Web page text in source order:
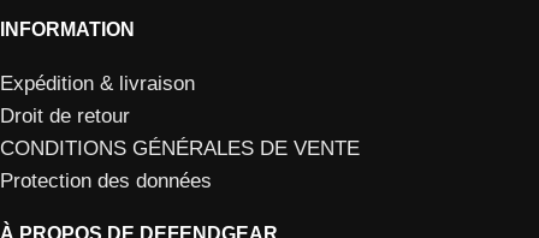
INFORMATION
Expédition & livraison
Droit de retour
CONDITIONS GÉNÉRALES DE VENTE
Protection des données
À PROPOS DE DEFENDGEAR